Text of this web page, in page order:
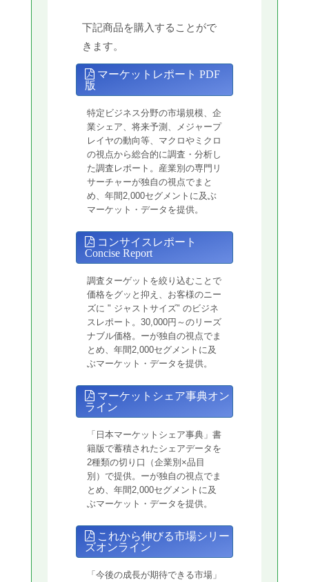
下記商品を購入することがで
きます。
マーケットレポート PDF
版
特定ビジネス分野の市場規模、企
業シェア、将来予測、メジャープ
レイヤの動向等、マクロやミクロ
の視点から総合的に調査・分析し
た調査レポート。産業別の専門リ
サーチャーが独自の視点でまと
め、年間2,000セグメントに及ぶ
マーケット・データを提供。
コンサイスレポート
Concise Report
調査ターゲットを絞り込むことで
価格をグッと抑え、お客様のニー
ズに " ジャストサイズ" のビジネ
スレポート。30,000円～のリーズ
ナブル価格。ーが独自の視点でま
とめ、年間2,000セグメントに及
ぶマーケット・データを提供。
マーケットシェア事典オン
ライン
「日本マーケットシェア事典」書
籍版で蓄積されたシェアデータを
2種類の切り口（企業別×品目
別）で提供。ーが独自の視点でま
とめ、年間2,000セグメントに及
ぶマーケット・データを提供。
これから伸びる市場シリー
ズオンライン
「今後の成長が期待できる市場」